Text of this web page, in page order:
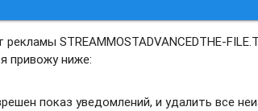
STREAMMOSTADVANCEDTHE-
привожу ниже:
показ уведомлений, и удалить все